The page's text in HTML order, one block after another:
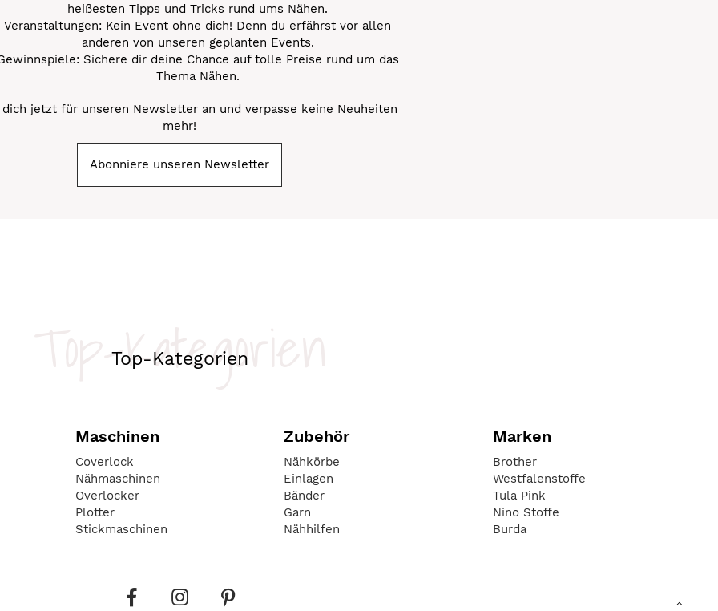
heißesten Tipps und Tricks rund ums Nähen.
Veranstaltungen: Kein Event ohne dich! Denn du erfährst vor allen
anderen von unseren geplanten Events.
Sichere dir deine Chance auf tolle Preise rund um das
Thema Nähen.
dich jetzt für unseren Newsletter an und verpasse keine Neuheiten
mehr!
Abonniere unseren Newsletter
Top-Kategorien
Top-Kategorien
Maschinen
Coverlock
Nähmaschinen
Overlocker
Plotter
Stickmaschinen
Zubehör
Nähkörbe
Einlagen
Bänder
Garn
Nähhilfen
Marken
Brother
Westfalenstoffe
Tula Pink
Nino Stoffe
Burda